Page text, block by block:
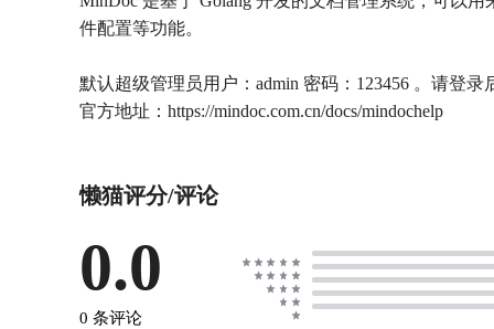
件配置等功能。
默认超级管理员用户：admin 密码：123456 。请登录
官方地址：https://mindoc.com.cn/docs/mindochelp
懒猫评分/评论
0.0
0 条评论